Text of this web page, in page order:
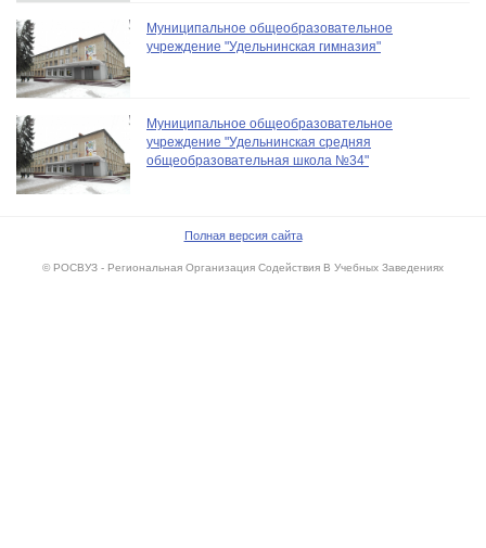
Муниципальное общеобразовательное
учреждение "Удельнинская гимназия"
Муниципальное общеобразовательное
учреждение "Удельнинская средняя
общеобразовательная школа №34"
Полная версия сайта
© РОСВУЗ - Региональная Организация Содействия В Учебных Заведениях